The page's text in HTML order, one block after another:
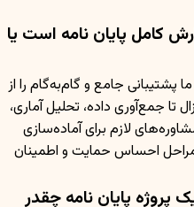
کامل پایان نامه است یا
جامع و گام‌به‌گام را از
تا جمع‌آوری داده، تحلیل آماری،
لازم برای آماده‌سازی
مراحل احساس حمایت و اطمینان
پروژه پایان نامه چقدر